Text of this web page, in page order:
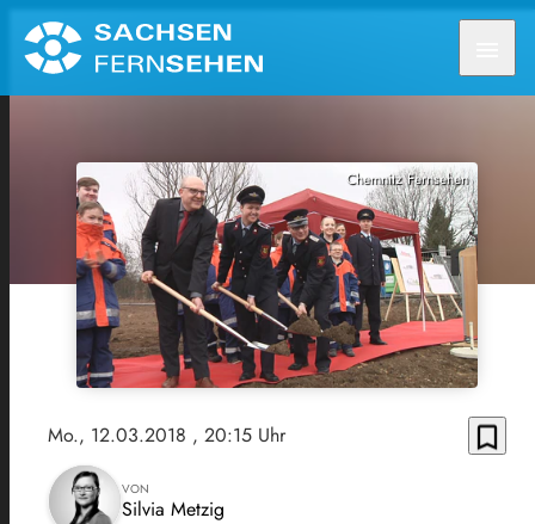
Chemnitz Fernsehen
Mo., 12.03.2018 , 20:15 Uhr bookmark_border
VON
Silvia Metzig